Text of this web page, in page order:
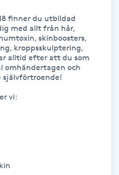
finner du utbildad
med allt från hår,
skinboosters,
kroppsskulptering,
alltid efter att du som
omhändertagen och
vi: